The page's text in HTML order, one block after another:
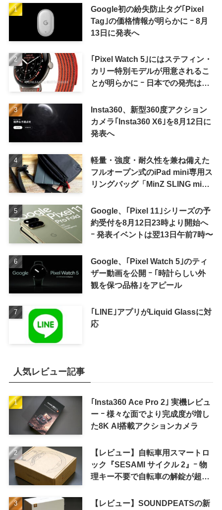
Google初の紛失防止タグ｢Pixel
Tag｣の価格情報が明らかに ｰ 8月
13日に発表へ
｢Pixel Watch 5｣にはステフィン・
カリー特別モデルが用意されるこ
とが明らかに ｰ 日本での発売は期
Insta360、新型360度アクション
カメラ｢Insta360 X6｣を8月12日に
発表へ
軽量・強度・耐久性を兼ね備えた
フルオープン式のiPad mini専用ス
リングバッグ「MinZ SLING mini
Google、｢Pixel 11｣シリーズの予
約受付を8月12日23時より開始へ
ｰ 発表イベントは翌13日午前7時〜
Google、｢Pixel Watch 5｣のティ
ザー動画を公開 ｰ ｢時計らしい外
観を保つ品格｣をアピール
｢LINE｣アプリがLiquid Glassに対
応
人気レビュー記事
｢Insta360 Ace Pro 2｣ 実機レビュ
ー ｰ 様々な面でより完成度が増し
た8K AI搭載アクションカメラ
【レビュー】自転車用スマートロ
ック『SESAMI サイクル 2』ｰ 物
理キー不要で自転車の解錠が超簡
【レビュー】SOUNDPEATSの新